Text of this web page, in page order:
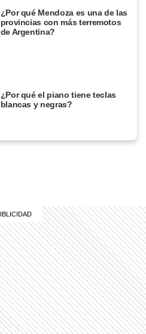
¿Por qué Mendoza es una de las
provincias con más terremotos
de Argentina?
¿Por qué el piano tiene teclas
blancas y negras?